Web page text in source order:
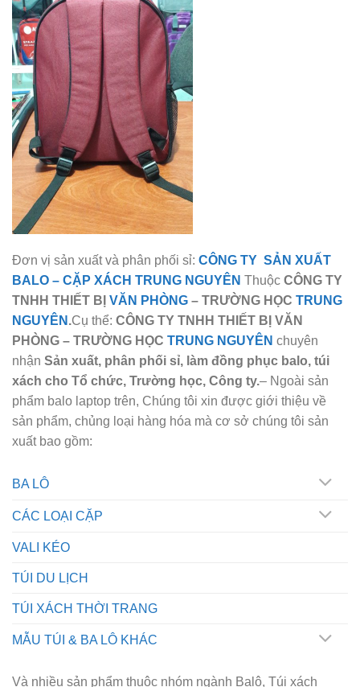
Đơn vị sản xuất và phân phối sỉ: CÔNG TY SẢN XUẤT
BALO – CẶP XÁCH TRUNG NGUYÊN Thuộc CÔNG TY
TNHH THIẾT BỊ VĂN PHÒNG – TRƯỜNG HỌC TRUNG
NGUYÊN .Cụ thể: CÔNG TY TNHH THIẾT BỊ VĂN
PHÒNG – TRƯỜNG HỌC TRUNG NGUYÊN chuyên
nhận Sản xuất, phân phối sỉ, làm đồng phục balo, túi
xách cho Tổ chức, Trường học, Công ty.– Ngoài sản
phẩm balo laptop trên, Chúng tôi xin được giới thiệu về
sản phẩm, chủng loại hàng hóa mà cơ sở chúng tôi sản
xuất bao gồm:
BA LÔ
CÁC LOẠI CẶP
VALI KÉO
TÚI DU LỊCH
TÚI XÁCH THỜI TRANG
MẪU TÚI & BA LÔ KHÁC
Và nhiều sản phẩm thuộc nhóm ngành Balô, Túi xách